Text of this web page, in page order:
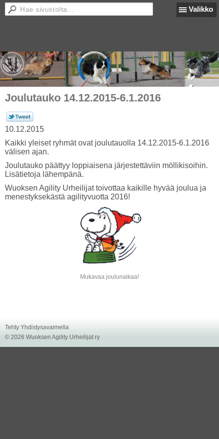
Valikko
Joulutauko 14.12.2015-6.1.2016
10.12.2015
Kaikki yleiset ryhmät ovat joulutauolla 14.12.2015-6.1.2016
välisen ajan.
Joulutauko päättyy loppiaisena järjestettäviin möllikisoihin.
Lisätietoja lähempänä.
Wuoksen Agility Urheilijat toivottaa kaikille hyvää joulua ja
menestyksekästä agilityvuotta 2016!
Mukavaa joulunaikaa!
Tehty Yhdistysavaimella
© 2026 Wuoksen Agility Urheilijat ry